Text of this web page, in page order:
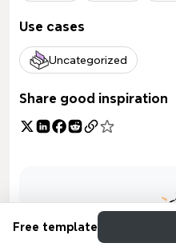
Use cases
Uncategorized
Share good inspiration
Free template